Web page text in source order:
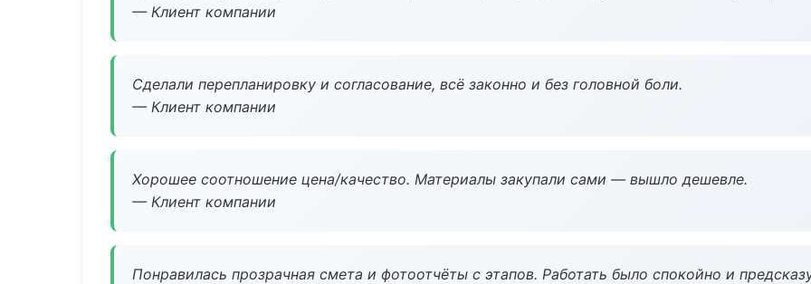
— Клиент компании
Сделали перепланировку и согласование, всё законно и без головной боли.
— Клиент компании
Хорошее соотношение цена/качество. Материалы закупали сами — вышло дешевле.
— Клиент компании
Понравилась прозрачная смета и фотоотчёты с этапов. Работать было спокойно и